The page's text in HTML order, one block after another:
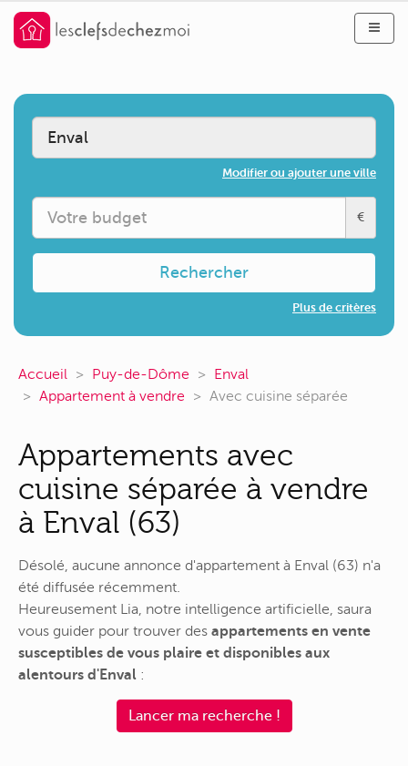
Modifier ou ajouter une ville
€
Rechercher
Plus de critères
Accueil Puy-de-Dôme
Enval
Appartement à vendre
Avec cuisine séparée
Appartements avec
cuisine séparée à vendre
à Enval (63)
Désolé, aucune annonce d'appartement à Enval (63) n'a
été diffusée récemment.
Heureusement Lia, notre intelligence artificielle, saura
vous guider pour trouver des appartements en vente
susceptibles de vous plaire et disponibles aux
alentours d'Enval :
Lancer ma recherche !